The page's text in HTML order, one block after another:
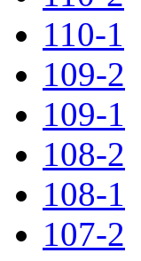
110-1
109-2
109-1
108-2
108-1
107-2